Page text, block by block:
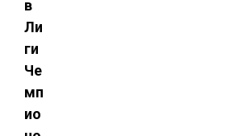
в
Ли
ги
Че
мп
ио